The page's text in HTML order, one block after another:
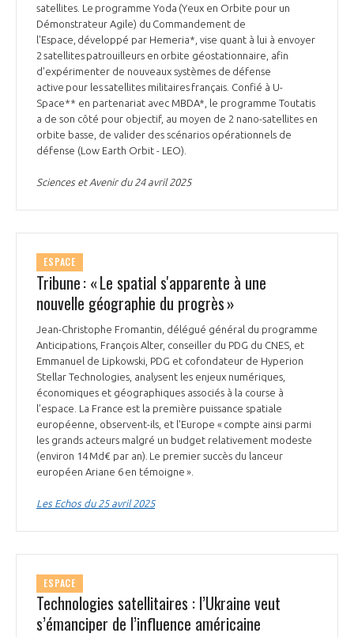
STARTAIR
COMMISSIONS ET COMITÉS
UN ÉCOSYSTÈME INTÉGRÉ ET COHÉRENT
POURQUOI DEVENIR MEMBRE ?
LA MÉDIATION DANS LA FILIÈRE AÉRONAUTIQUE ET SPATIALE
LE MÉDIATEUR DE LA FILIÈRE AÉRONAUTIQUE ET SPATIALE
MÉDIATION ET CHARTE D’ENGAGEMENT SUR LES RELATIONS ENTRE
CLIENTS ET FOURNISSEURS
LA MÉDIATION AU-DELÀ DE LA FILIÈRE AÉRONAUTIQUE ET SPATIALE
LE SALON DU BOURGET
L'OBSERVATOIRE
CHIFFRES CLÉS
EMPLOI & FORMATION
ENVIRONNEMENT
INNOVATION
INTERNATIONALISATION
LES PUBLICATIONS
DOCUMENTS & BROCHURES
RAPPORTS D'ACTIVITÉS
satellites. Le programme Yoda (Yeux en Orbite pour un
Démonstrateur Agile) du Commandement de
l'Espace, développé par Hemeria*, vise quant à lui à envoyer
2 satellites patrouilleurs en orbite géostationnaire, afin
d'expérimenter de nouveaux systèmes de défense
active pour les satellites militaires français. Confié à U-
Space** en partenariat avec MBDA*, le programme Toutatis
a de son côté pour objectif, au moyen de 2 nano-satellites en
orbite basse, de valider des scénarios opérationnels de
défense (Low Earth Orbit - LEO).
Sciences et Avenir du 24 avril 2025
ESPACE
Tribune : « Le spatial s'apparente à une
nouvelle géographie du progrès »
Jean-Christophe Fromantin, délégué général du programme
Anticipations, François Alter, conseiller du PDG du CNES, et
Emmanuel de Lipkowski, PDG et cofondateur de Hyperion
Stellar Technologies, analysent les enjeux numériques,
économiques et géographiques associés à la course à
l’espace. La France est la première puissance spatiale
européenne, observent-ils, et l'Europe « compte ainsi parmi
les grands acteurs malgré un budget relativement modeste
(environ 14 Md€ par an). Le premier succès du lanceur
européen Ariane 6 en témoigne ».
Les Echos du 25 avril 2025
ESPACE
Technologies satellitaires : l’Ukraine veut
s’émanciper de l’influence américaine
Découvrez les avantages d'adhérer au GIFAS.
Rencontres, salons, données sectorielles,
programmes ...
DEMANDE D’ADHÉSION